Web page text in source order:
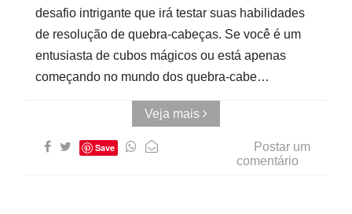
desafio intrigante que irá testar suas habilidades
de resolução de quebra-cabeças. Se você é um
entusiasta de cubos mágicos ou está apenas
começando no mundo dos quebra-cabe…
Veja mais
Save
Postar um
comentário